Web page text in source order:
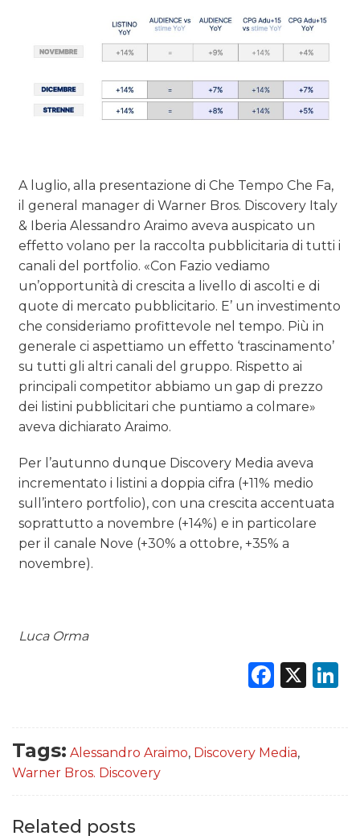
A luglio, alla presentazione di Che Tempo Che Fa,
il general manager di Warner Bros. Discovery Italy
& Iberia Alessandro Araimo aveva auspicato un
effetto volano per la raccolta pubblicitaria di tutti i
canali del portfolio. «Con Fazio vediamo
un’opportunità di crescita a livello di ascolti e di
quote di mercato pubblicitario. E’ un investimento
che consideriamo profittevole nel tempo. Più in
generale ci aspettiamo un effetto ‘trascinamento’
su tutti gli altri canali del gruppo. Rispetto ai
principali competitor abbiamo un gap di prezzo
dei listini pubblicitari che puntiamo a colmare»
aveva dichiarato Araimo.
Per l’autunno dunque Discovery Media aveva
incrementato i listini a doppia cifra (+11% medio
sull’intero portfolio), con una crescita accentuata
soprattutto a novembre (+14%) e in particolare
per il canale Nove (+30% a ottobre, +35% a
novembre).
Luca Orma
X
Tags: Alessandro Araimo, Discovery Media,
Warner Bros. Discovery
Related posts